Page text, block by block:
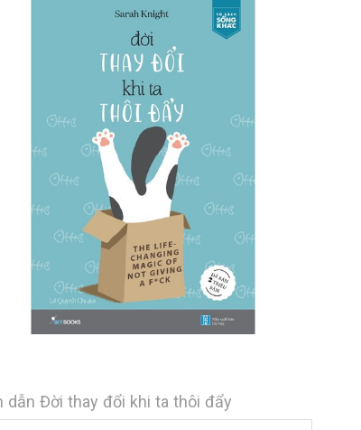
dẫn Đời thay đổi khi ta thôi đẩy